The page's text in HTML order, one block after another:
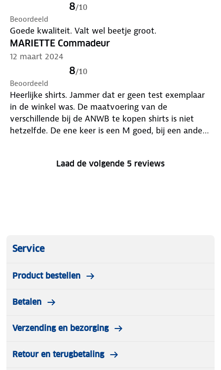
8/10
Beoordeeld
Goede kwaliteit. Valt wel beetje groot.
MARIETTE Commadeur
12 maart 2024
8/10
Beoordeeld
Heerlijke shirts. Jammer dat er geen test exemplaar
in de winkel was. De maatvoering van de
verschillende bij de ANWB te kopen shirts is niet
hetzelfde. De ene keer is een M goed, bij een ander
terugsturen of zelfs niet kopen tot gevolg hebben, .
Laad de volgende 5 reviews
Service
Product bestellen
Betalen
Verzending en bezorging
Retour en terugbetaling